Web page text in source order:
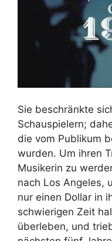
Sie beschränkte
Schauspielern;
die vom Publikum
wurden. Um ihren
Musikerin zu
nach Los Angeles,
nur einen Dollar in
schwierigen Zeit
überleben, und